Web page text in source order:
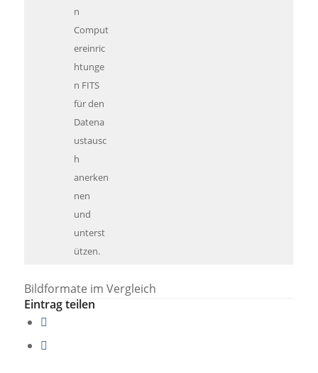
n
Comput
ereinric
htunge
n FITS
für den
Datena
ustausc
h
anerken
nen
und
unterst
ützen.
Bildformate im Vergleich
Eintrag teilen